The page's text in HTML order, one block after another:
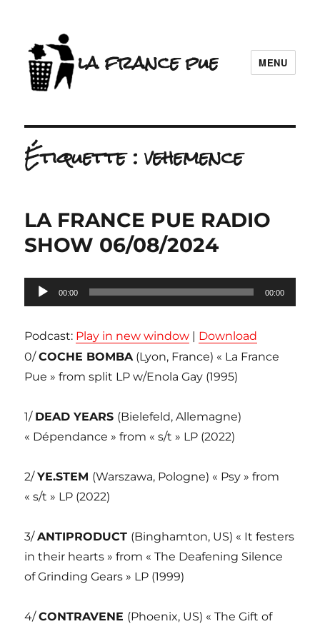
la france pue MENU
Étiquette :vehemence
LA FRANCE PUE RADIO
SHOW 06/08/2024
Lecteur
audio
00:00 00:00
Podcast: Play in new window | Download
0/COCHE BOMBA(Lyon, France) « La France
Pue » from split LP w/Enola Gay (1995)
1/ DEAD YEARS (Bielefeld, Allemagne)
« Dépendance » from « s/t » LP (2022)
2/YE.STEM (Warszawa, Pologne) « Psy » from
« s/t » LP (2022)
3/ANTIPRODUCT (Binghamton, US) « It festers
in their hearts » from « The Deafening Silence
of Grinding Gears » LP (1999)
4/CONTRAVENE (Phoenix, US) « The Gift of